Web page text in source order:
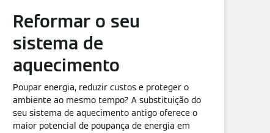
Reformar o seu
sistema de
aquecimento
Poupar energia, reduzir custos e proteger o
ambiente ao mesmo tempo? A substituição do
seu sistema de aquecimento antigo oferece o
maior potencial de poupança de energia em